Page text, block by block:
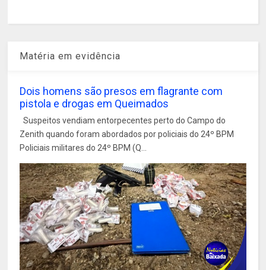
Matéria em evidência
Dois homens são presos em flagrante com
pistola e drogas em Queimados
Suspeitos vendiam entorpecentes perto do Campo do
Zenith quando foram abordados por policiais do 24º BPM
Policiais militares do 24º BPM (Q...